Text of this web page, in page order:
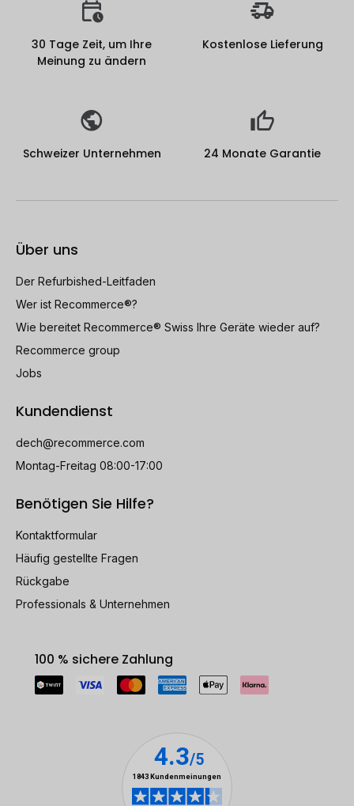
30 Tage Zeit, um Ihre
Meinung zu ändern
Kostenlose Lieferung
Schweizer Unternehmen 24 Monate Garantie
Über uns
Der Refurbished-Leitfaden
Wer ist Recommerce®?
Wie bereitet Recommerce® Swiss Ihre Geräte wieder auf?
Recommerce group
Jobs
Kundendienst
dech@recommerce.com
Montag-Freitag 08:00-17:00
Benötigen Sie Hilfe?
Kontaktformular
Häufig gestellte Fragen
Rückgabe
Professionals & Unternehmen
100 % sichere Zahlung